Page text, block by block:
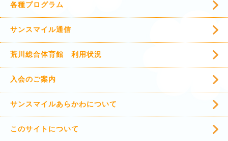
各種プログラム
サンスマイル通信
荒川総合体育館 利用状況
入会のご案内
サンスマイルあらかわについて
このサイトについて